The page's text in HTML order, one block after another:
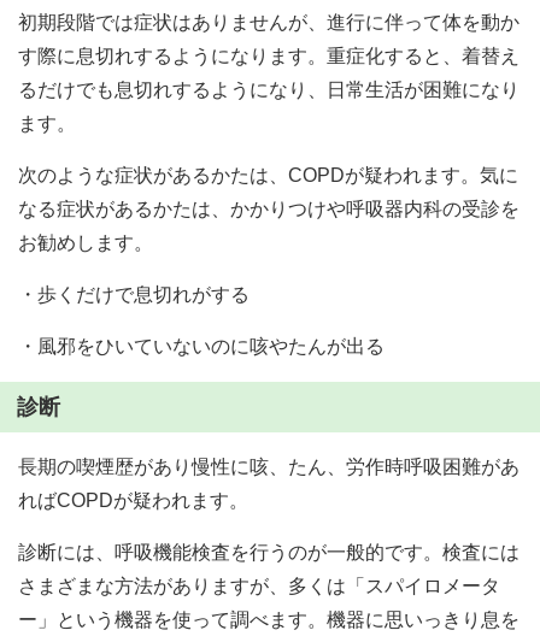
初期段階では症状はありませんが、進行に伴って体を動か
す際に息切れするようになります。重症化すると、着替え
るだけでも息切れするようになり、日常生活が困難になり
ます。
次のような症状があるかたは、COPDが疑われます。気に
なる症状があるかたは、かかりつけや呼吸器内科の受診を
お勧めします。
・歩くだけで息切れがする
・風邪をひいていないのに咳やたんが出る
診断
長期の喫煙歴があり慢性に咳、たん、労作時呼吸困難があ
ればCOPDが疑われます。
診断には、呼吸機能検査を行うのが一般的です。検査には
さまざまな方法がありますが、多くは「スパイロメータ
ー」という機器を使って調べます。機器に思いっきり息を